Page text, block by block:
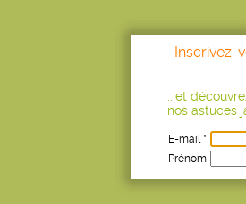
Inscrivez-
...et
nos astuces
E-mail *
Prénom
Age